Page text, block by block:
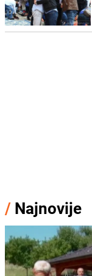
/ Najnovije